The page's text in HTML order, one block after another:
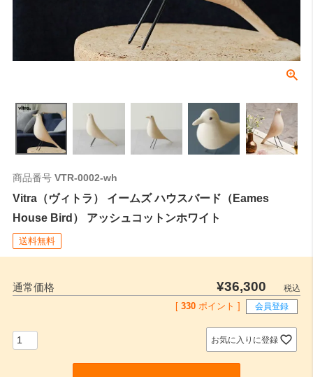
商品番号 VTR-0002-wh
Vitra（ヴィトラ） イームズ ハウスバード（Eames
House Bird） アッシュコットンホワイト
送料無料
通常価格 ¥36,300
税込
330 ポイント ] 会員登録
お気に入りに登録